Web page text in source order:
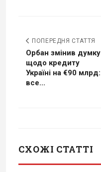
ПОПЕРЕДНЯ СТАТТЯ
Орбан змінив думку
щодо кредиту
Україні на €90 млрд:
все...
СХОЖІ СТАТТІ